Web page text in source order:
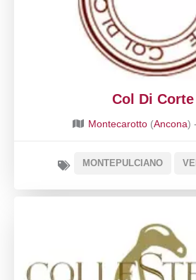
Col Di Corte
Montecarotto (Ancona) -
MONTEPULCIANO